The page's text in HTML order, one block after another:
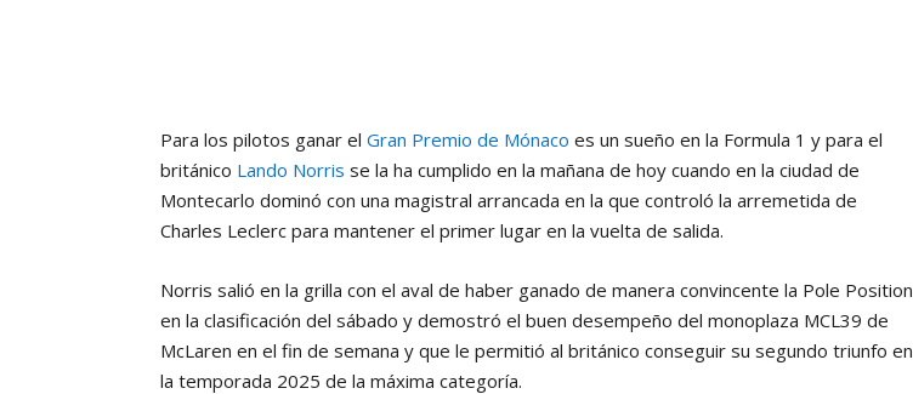
Para los pilotos ganar el Gran Premio de Mónaco es un sueño en la Formula 1 y para el
británico Lando Norris se la ha cumplido en la mañana de hoy cuando en la ciudad de
Montecarlo dominó con una magistral arrancada en la que controló la arremetida de
Charles Leclerc para mantener el primer lugar en la vuelta de salida.
Norris salió en la grilla con el aval de haber ganado de manera convincente la Pole Position
en la clasificación del sábado y demostró el buen desempeño del monoplaza MCL39 de
McLaren en el fin de semana y que le permitió al británico conseguir su segundo triunfo en
la temporada 2025 de la máxima categoría.